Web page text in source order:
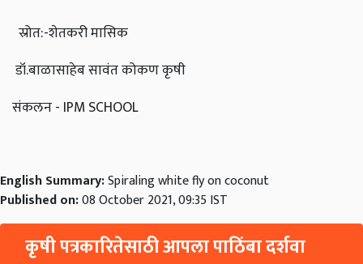
स्रोत:-शेतकरी मासिक
डॉ.बाळासाहेब सावंत कोकण कृषी
संकलन - IPM SCHOOL
English Summary:Spiraling white fly on coconut
Published on:08 October 2021, 09:35 IST
कृषी पत्रकारितेसाठी आपला पाठिंबा दर्शवा